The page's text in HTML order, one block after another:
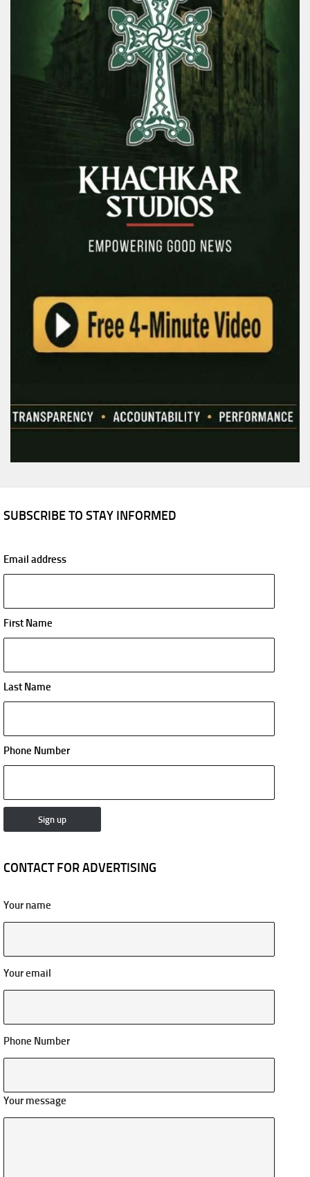
SUBSCRIBE TO STAY INFORMED
Email address
First Name
Last Name
Phone Number
CONTACT FOR ADVERTISING
Your name
Your email
Phone Number
Your message